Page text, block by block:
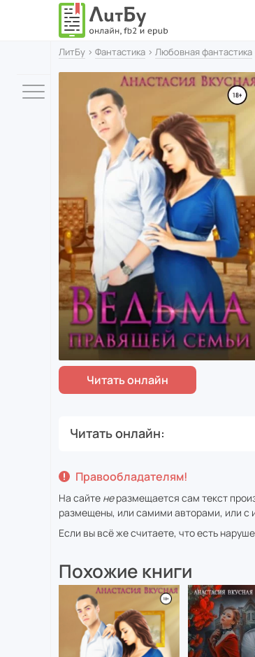
ЛитБу › Фантастика › Любовная фантастика
Читать онлайн
Правообладателям!
На сайте неразмещается сам текст
размещены, или самими авторами, или с
Если вы всё же считаете, что есть
Похожие книги